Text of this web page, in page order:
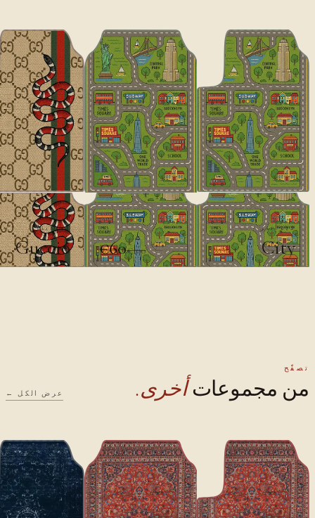
ديزاينر
City
€100
€60
ديزاينر
Guccio
تصفّح
من مجموعات أخرى. عرض الكل ←